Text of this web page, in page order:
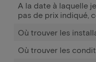
A la date à laquelle
pas de prix indiqué,
Où trouver les
Où trouver les